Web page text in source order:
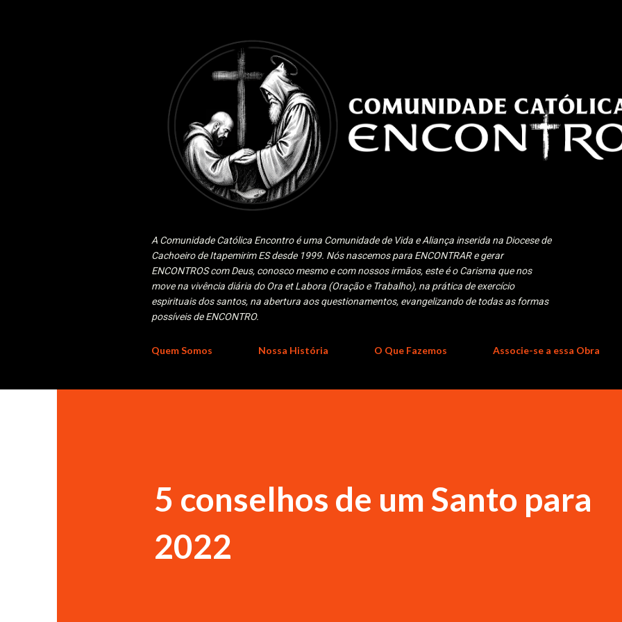
A Comunidade Católica Encontro é uma Comunidade de Vida e Aliança inserida na Diocese de
Cachoeiro de Itapemirim ES desde 1999. Nós nascemos para ENCONTRAR e gerar
ENCONTROS com Deus, conosco mesmo e com nossos irmãos, este é o Carisma que nos
move na vivência diária do Ora et Labora (Oração e Trabalho), na prática de exercício
espirituais dos santos, na abertura aos questionamentos, evangelizando de todas as formas
possíveis de ENCONTRO.
Quem Somos Nossa História O Que Fazemos Associe-se a essa Obra
5 conselhos de um Santo para
2022